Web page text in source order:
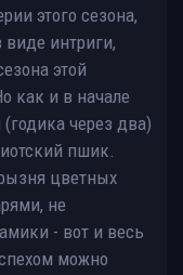
этого сезона,
виде интриги,
этой
как и в начале
через два)
пшик.
цветных
не
- вот и весь
можно